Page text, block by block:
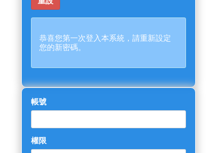
恭喜您第一次登入本系統，請重新設定
您的新密碼。
帳號
權限